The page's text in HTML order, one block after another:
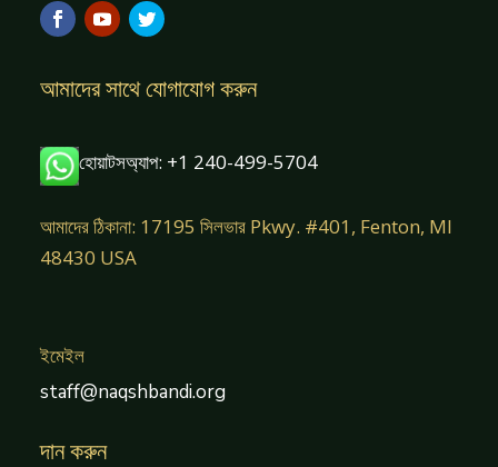
আমাদের সাথে যোগাযোগ করুন
হোয়াটসঅ্যাপ: +1 240-499-5704
আমাদের ঠিকানা: 17195 সিলভার Pkwy. #401, Fenton, MI
48430 USA
ইমেইল
staff@naqshbandi.org
দান করুন